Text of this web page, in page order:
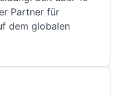
Partner für
dem globalen